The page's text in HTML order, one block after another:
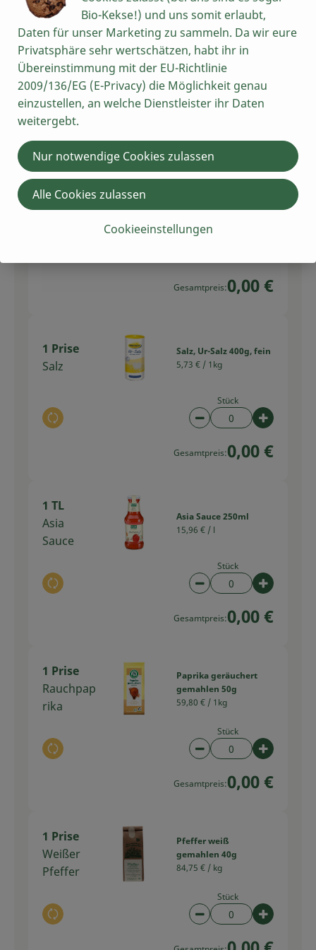
1 TL
Sojasauce
Auswahl ändern
Soja Soße Tamari
17,78 € /l
Stück
Artikelanzahl
6 Prise
Salz
Artikelanzahl
Gesamtpreis:0,00 €
1 Prise
Salz
Auswahl ändern
Salz, Ur-Salz 400g, fein
5,73 € / 1kg
Stück
Artikelanzahl
Gesamtpreis:0,00 €
1 TL
Asia
Sauce
Auswahl ändern
Asia Sauce 250ml
15,96 € / l
Stück
Artikelanzahl
Gesamtpreis:0,00 €
1 Prise
Rauchpap
rika
Auswahl ändern
Paprika geräuchert
gemahlen 50g
59,80 € / 1kg
Stück
Artikelanzahl
Gesamtpreis:0,00 €
1 Prise
Weißer
Pfeffer
Auswahl ändern
Pfeffer weiß
gemahlen 40g
84,75 € / kg
Stück
Artikelanzahl
Bio-Kekse!) und uns somit erlaubt,
Daten für unser Marketing zu sammeln. Da wir eure
Privatsphäre sehr wertschätzen, habt ihr in
Übereinstimmung mit der EU-Richtlinie
2009/136/EG (E-Privacy) die Möglichkeit genau
einzustellen, an welche Dienstleister ihr Daten
weitergebt.
Cookieeinstellungen
Nur notwendige Cookies zulassen
Alle Cookies zulassen